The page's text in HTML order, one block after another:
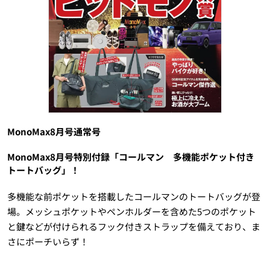
MonoMax8月号通常号
MonoMax8月号特別付録「コールマン 多機能ポケット付き
トートバッグ」！
多機能な前ポケットを搭載したコールマンのトートバッグが登
場。メッシュポケットやペンホルダーを含めた5つのポケット
と鍵などが付けられるフック付きストラップを備えており、ま
さにポーチいらず！